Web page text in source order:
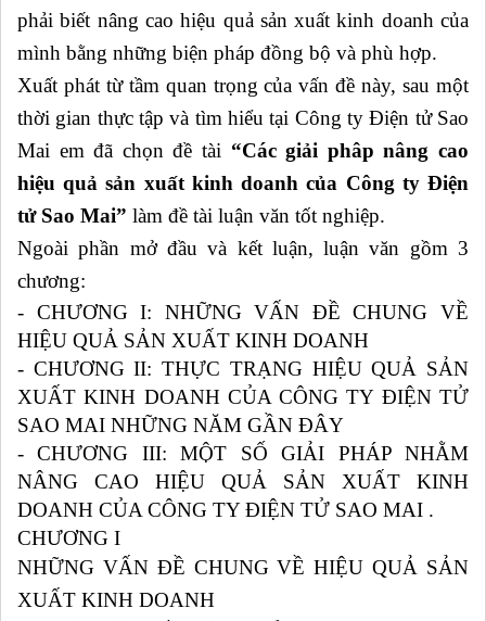
phải biết nâng cao hiệu quả sản xuất kinh doanh của
mình bằng những biện pháp đồng bộ và phù hợp.
Xuất phát từ tầm quan trọng của vấn đề này, sau một
thời gian thực tập và tìm hiểu tại Công ty Điện tử Sao
Mai em đã chọn đề tài “Các giải phâp nâng cao
hiệu quả sản xuất kinh doanh của Công ty Điện
tử Sao Mai” làm đề tài luận văn tốt nghiệp.
Ngoài phần mở đầu và kết luận, luận văn gồm 3
chương:
- CHƯƠNG I: NHỮNG VẤN ĐỀ CHUNG VỀ
HIỆU QUẢ SẢN XUẤT KINH DOANH
- CHƯƠNG II: THỰC TRẠNG HIỆU QUẢ SẢN
XUẤT KINH DOANH CỦA CÔNG TY ĐIỆN TỬ
SAO MAI NHỮNG NĂM GẦN ĐÂY
- CHƯƠNG III: MỘT SỐ GIẢI PHÁP NHẰM
NÂNG CAO HIỆU QUẢ SẢN XUẤT KINH
DOANH CỦA CÔNG TY ĐIỆN TỬ SAO MAI .
CHƯƠNG I
NHỮNG VẤN ĐỀ CHUNG VỀ HIỆU QUẢ SẢN
XUẤT KINH DOANH